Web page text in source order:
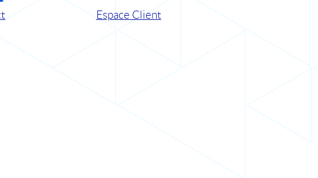
Espace Client